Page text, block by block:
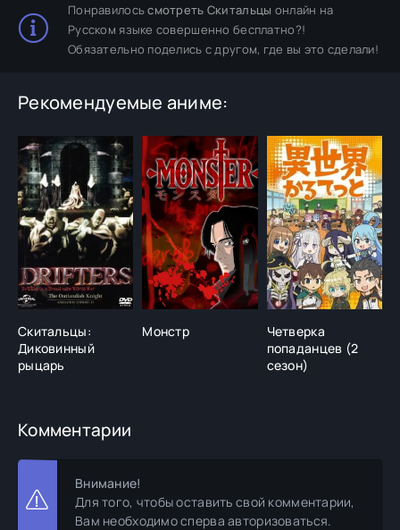
Понравилосьсмотреть Скитальцы онлайн на
Русском языке совершенно бесплатно?!
Обязательно поделись с другом, где вы это сделали!
Рекомендуемые аниме:
Скитальцы:
Диковинный
рыцарь
Монстр
Четверка
попаданцев (2
сезон)
Комментарии
Внимание!
Для того, чтобы оставить свой комментарии,
Вам необходимо сперва авторизоваться.